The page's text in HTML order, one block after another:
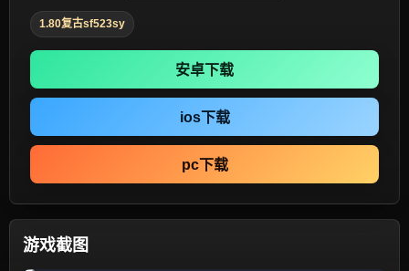
1.80复古sf523sy
安卓下载
ios下载
pc下载
游戏截图